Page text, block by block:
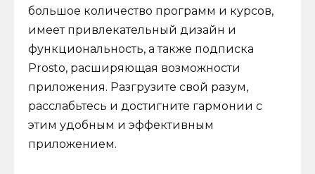
большое количество программ и курсов,
имеет привлекательный дизайн и
функциональность, а также подписка
Prosto, расширяющая возможности
приложения. Разгрузите свой разум,
расслабьтесь и достигните гармонии с
этим удобным и эффективным
приложением.